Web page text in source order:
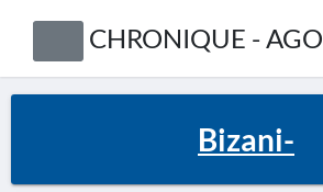
CHRONIQUE - AGO
Bizani-